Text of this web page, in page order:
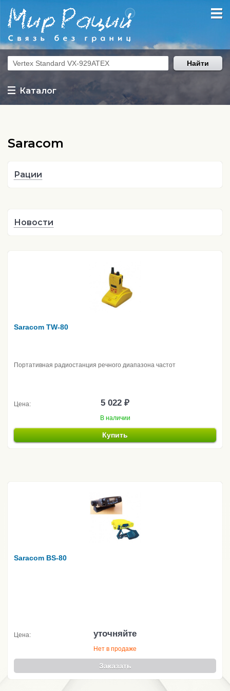
Каталог
Найти
Saracom
Рации
Новости
Saracom TW-80
Портативная радиостанция речного диапазона частот
Цена: 5 022 ₽
В наличии
Купить
Saracom BS-80
Цена: уточняйте
Нет в продаже
Заказать